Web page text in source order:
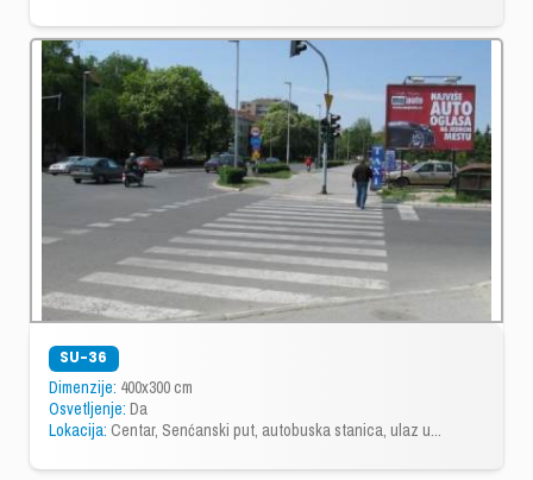
SU-36
Dimenzije: 400x300 cm
Osvetljenje: Da
Lokacija: Centar, Senćanski put, autobuska stanica, ulaz u...